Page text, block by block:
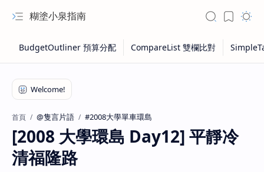
糊塗小泉指南
首頁 @隻言片語 #2008大學單車環島
[2008 大學環島 Day12] 平靜冷
清福隆路